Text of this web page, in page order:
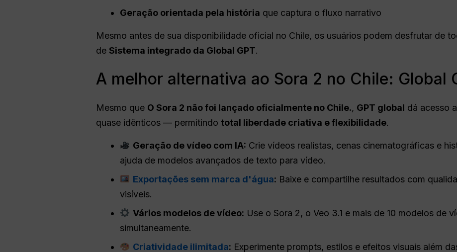
Geração orientada pela história que captura o fluxo narrativo
Mesmo antes de sua disponibilidade oficial no Chile, os usuários podem desfrutar de
de Sistema integrado da Global GPT.
A melhor alternativa ao Sora 2 no Chile: Global
Mesmo que O Sora 2 não foi lançado oficialmente no Chile., GPT global dá acesso
quase idênticos — permitindo total liberdade criativa e flexibilidade.
Geração de vídeo com IA: Crie vídeos realistas, cenas cinematográficas e
ajuda de modelos avançados de texto para vídeo.
Exportações sem marca d'água: Baixe e compartilhe resultados com
visíveis.
Vários modelos de vídeo: Use o Sora 2, o Veo 3.1 e mais de 10 modelos de
simultaneamente.
Criatividade ilimitada: Experimente prompts, estilos e efeitos visuais além